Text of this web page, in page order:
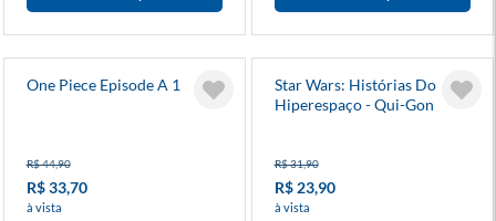
One Piece Episode A 1
R$ 44,90
R$ 33,70
à vista
Star Wars: Histórias Do
Hiperespaço - Qui-Gon
R$ 31,90
R$ 23,90
à vista